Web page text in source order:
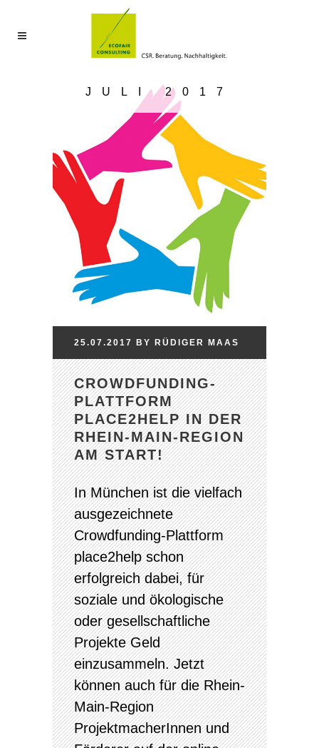
JULI 2017
25.07.2017 BY RÜDIGER MAAS
CROWDFUNDING-
PLATTFORM
PLACE2HELP IN DER
RHEIN-MAIN-REGION
AM START!
In München ist die vielfach
ausgezeichnete
Crowdfunding-Plattform
place2help schon
erfolgreich dabei, für
soziale und ökologische
oder gesellschaftliche
Projekte Geld
einzusammeln. Jetzt
können auch für die Rhein-
Main-Region
ProjektmacherInnen und